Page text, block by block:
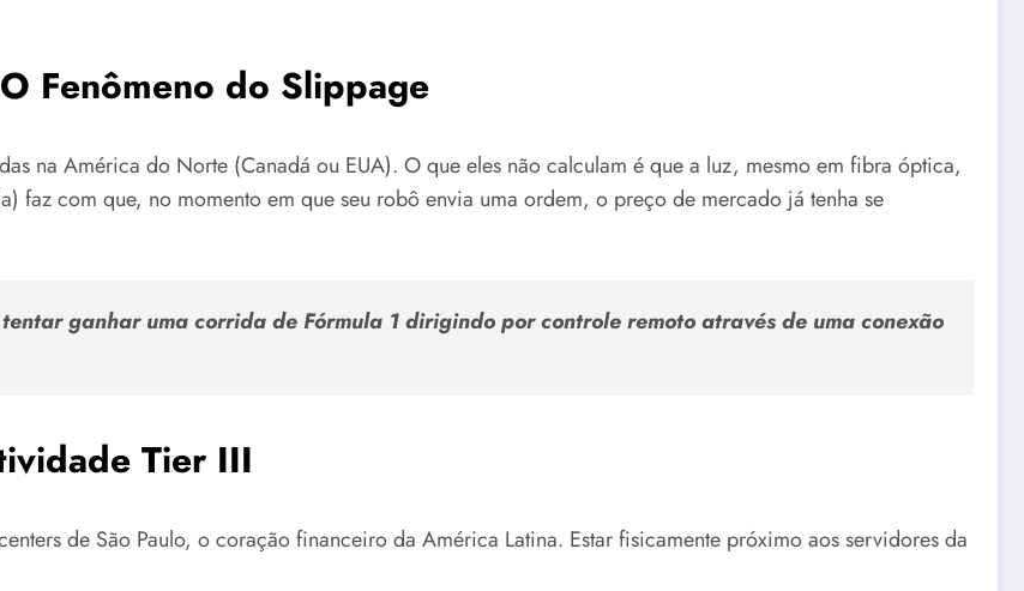
Fenômeno do Slippage
na América do Norte (Canadá ou EUA). O que eles não calculam é que a luz, mesmo em fibra óptica,
faz com que, no momento em que seu robô envia uma ordem, o preço de mercado já tenha se
ganhar uma corrida de Fórmula 1 dirigindo por controle remoto através de uma conexão
Tier III
de São Paulo, o coração financeiro da América Latina. Estar fisicamente próximo aos servidores da